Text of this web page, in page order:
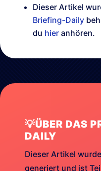
Dieser Artikel
Briefing-Daily
du hier anhören.
💡ÜBER DAS
DAILY
Dieser Artikel
generiert und ist